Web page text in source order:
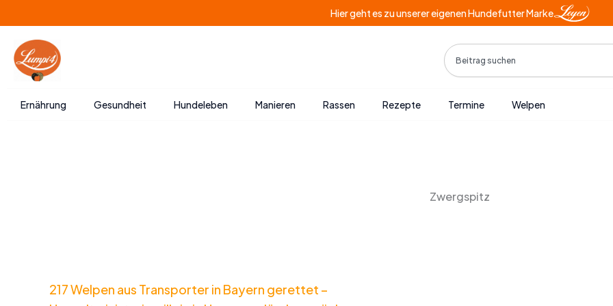
Inhalt
springen
Hier geht es zu unserer eigenen Hundefutter Marke
Search
Ernährung Gesundheit Hundeleben Manieren Rassen Rezepte Termine Welpen
Zwergspitz
217 Welpen aus Transporter in Bayern gerettet –